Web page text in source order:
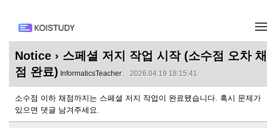
Notice › 스페셜 저지 작업 시작 (소수점 오차 채
점 완료) InformaticsTeacher 2026.04.19 18:15:41
소수점 이하 채점까지는 스페셜 저지 작업이 완료됐습니다. 혹시 문제가
있으면 댓글 남겨주세요.